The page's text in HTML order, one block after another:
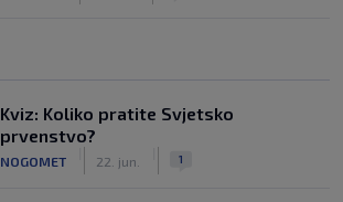
Kviz: Koliko pratite Svjetsko
prvenstvo?
NOGOMET 22. jun. 1